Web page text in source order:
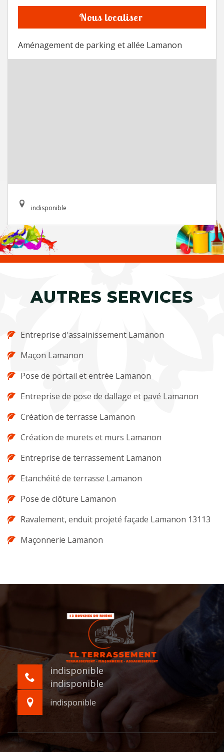
Nous localiser
Aménagement de parking et allée Lamanon
indisponible
AUTRES SERVICES
Entreprise d'assainissement Lamanon
Maçon Lamanon
Pose de portail et entrée Lamanon
Entreprise de pose de dallage et pavé Lamanon
Création de terrasse Lamanon
Création de murets et murs Lamanon
Entreprise de terrassement Lamanon
Etanchéité de terrasse Lamanon
Pose de clôture Lamanon
Ravalement, enduit projeté façade Lamanon 13113
Maçonnerie Lamanon
indisponible
indisponible
indisponible